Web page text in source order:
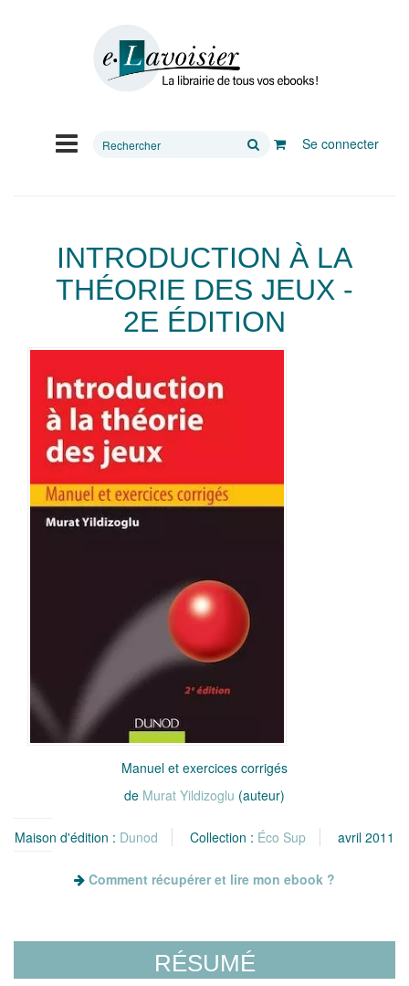
Rechercher
Se connecter
INTRODUCTION À LA
THÉORIE DES JEUX -
2E ÉDITION
Manuel et exercices corrigés
de Murat Yildizoglu (auteur)
Maison d'édition : Dunod Collection : Éco Sup avril 2011
Comment récupérer et lire mon ebook ?
RÉSUMÉ